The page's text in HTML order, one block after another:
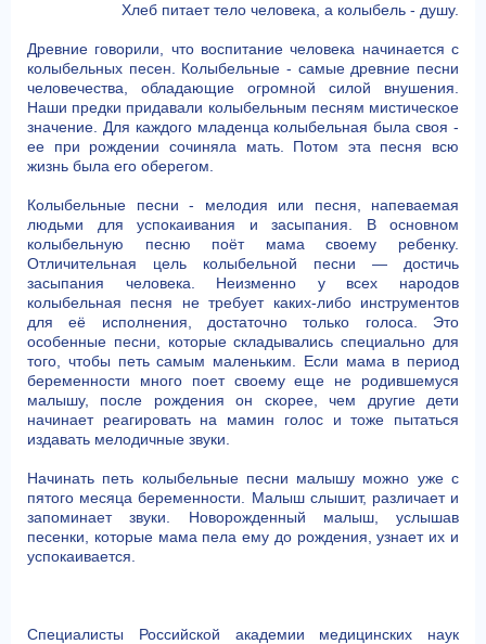
Хлеб питает тело человека, а колыбель - душу.
Древние говорили, что воспитание человека начинается с
колыбельных песен. Колыбельные - самые древние песни
человечества, обладающие огромной силой внушения.
Наши предки придавали колыбельным песням мистическое
значение. Для каждого младенца колыбельная была своя -
ее при рождении сочиняла мать. Потом эта песня всю
жизнь была его оберегом.
Колыбельные песни - мелодия или песня, напеваемая
людьми для успокаивания и засыпания. В основном
колыбельную песню поёт мама своему ребенку.
Отличительная цель колыбельной песни — достичь
засыпания человека. Неизменно у всех народов
колыбельная песня не требует каких-либо инструментов
для её исполнения, достаточно только голоса. Это
особенные песни, которые складывались специально для
того, чтобы петь самым маленьким. Если мама в период
беременности много поет своему еще не родившемуся
малышу, после рождения он скорее, чем другие дети
начинает реагировать на мамин голос и тоже пытаться
издавать мелодичные звуки.
Начинать петь колыбельные песни малышу можно уже с
пятого месяца беременности. Малыш слышит, различает и
запоминает звуки. Новорожденный малыш, услышав
песенки, которые мама пела ему до рождения, узнает их и
успокаивается.
Специалисты Российской академии медицинских наук